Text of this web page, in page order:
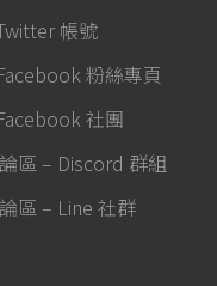
帳號
粉絲專頁
社團
區 – Discord 群組
區 – Line 社群